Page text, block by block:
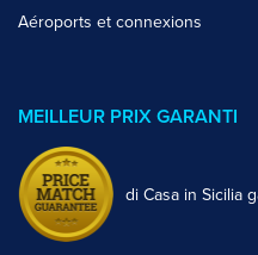
Aéroports et connexions
MEILLEUR PRIX GARANTI
di Casa in Sicilia